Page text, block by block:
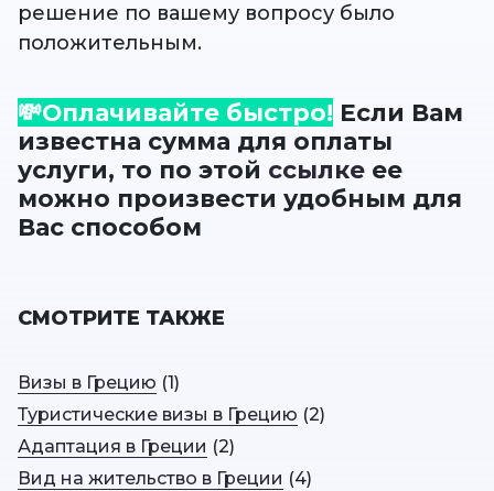
решение по вашему вопросу было
положительным.
💸Оплачивайте быстро! Если Вам
известна сумма для оплаты
услуги, то по этой ссылке ее
можно произвести удобным для
Вас способом
СМОТРИТЕ ТАКЖЕ
Визы в Грецию (1)
Туристические визы в Грецию (2)
Адаптация в Греции (2)
Вид на жительство в Греции (4)